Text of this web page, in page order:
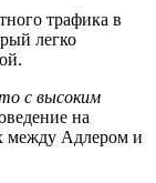
трафика в
легко
с высоким
на
между Адлером и